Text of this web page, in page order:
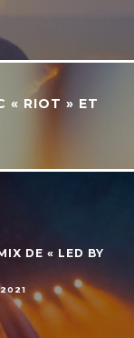
« RIOT » ET
DE « LED BY